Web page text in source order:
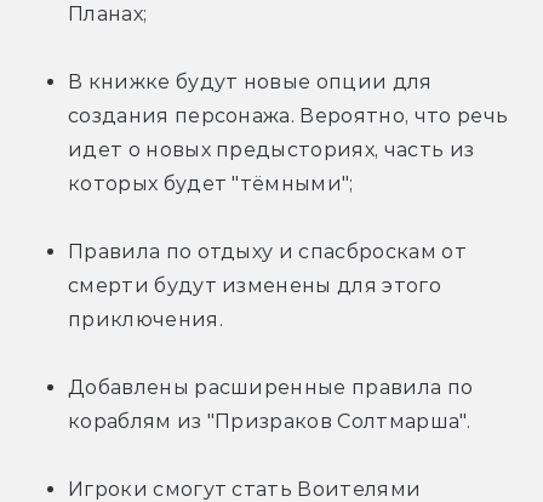
Планах;
В книжке будут новые опции для
создания персонажа. Вероятно, что речь
идет о новых предысториях, часть из
которых будет "тёмными";
Правила по отдыху и cпасброскам от
смерти будут изменены для этого
приключения.
Добавлены расширенные правила по
кораблям из "Призраков Солтмарша".
Игроки смогут стать Воителями